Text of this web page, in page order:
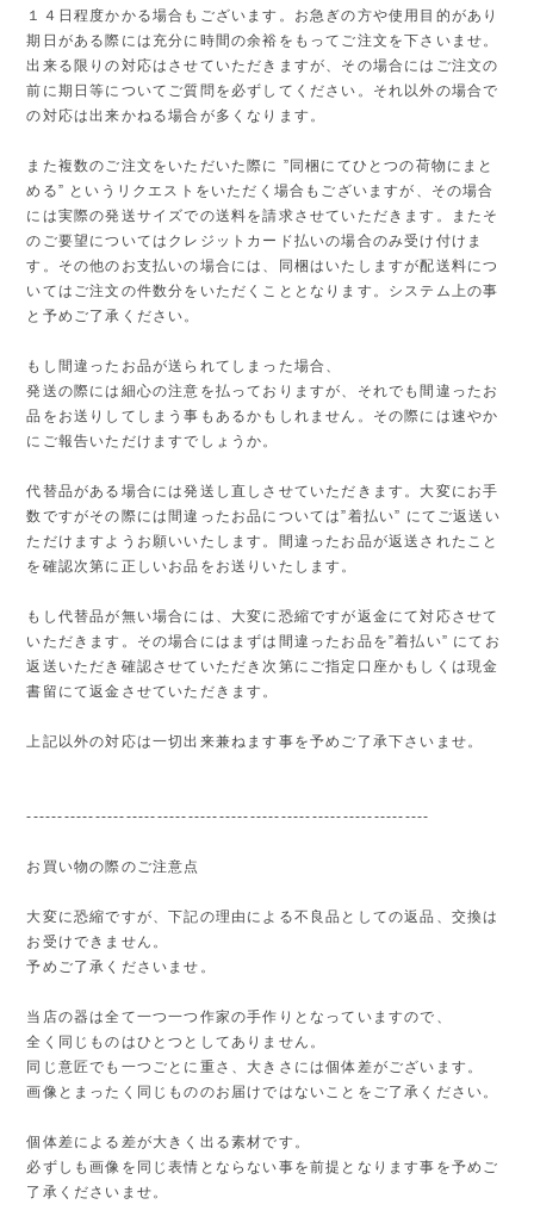
１４日程度かかる場合もございます。お急ぎの方や使用目的があり
期日がある際には充分に時間の余裕をもってご注文を下さいませ。
出来る限りの対応はさせていただきますが、その場合にはご注文の
前に期日等についてご質問を必ずしてください。それ以外の場合で
の対応は出来かねる場合が多くなります。
また複数のご注文をいただいた際に ”同梱にてひとつの荷物にまと
める” というリクエストをいただく場合もございますが、その場合
には実際の発送サイズでの送料を請求させていただきます。またそ
のご要望についてはクレジットカード払いの場合のみ受け付けま
す。その他のお支払いの場合には、同梱はいたしますが配送料につ
いてはご注文の件数分をいただくこととなります。システム上の事
と予めご了承ください。
もし間違ったお品が送られてしまった場合、
発送の際には細心の注意を払っておりますが、それでも間違ったお
品をお送りしてしまう事もあるかもしれません。その際には速やか
にご報告いただけますでしょうか。
代替品がある場合には発送し直しさせていただきます。大変にお手
数ですがその際には間違ったお品については”着払い” にてご返送い
ただけますようお願いいたします。間違ったお品が返送されたこと
を確認次第に正しいお品をお送りいたします。
もし代替品が無い場合には、大変に恐縮ですが返金にて対応させて
いただきます。その場合にはまずは間違ったお品を”着払い” にてお
返送いただき確認させていただき次第にご指定口座かもしくは現金
書留にて返金させていただきます。
上記以外の対応は一切出来兼ねます事を予めご了承下さいませ。
-----------------------------------------------------------------
お買い物の際のご注意点
大変に恐縮ですが、下記の理由による不良品としての返品、交換は
お受けできません。
予めご了承くださいませ。
当店の器は全て一つ一つ作家の手作りとなっていますので、
全く同じものはひとつとしてありません。
同じ意匠でも一つごとに重さ、大きさには個体差がございます。
画像とまったく同じもののお届けではないことをご了承ください。
個体差による差が大きく出る素材です。
必ずしも画像を同じ表情とならない事を前提となります事を予めご
了承くださいませ。